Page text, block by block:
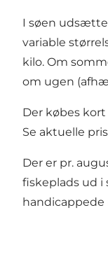
I søen
variable
kilo. Om
om ugen
Der købes
Se aktuelle
Der er pr.
fiskeplads ud i